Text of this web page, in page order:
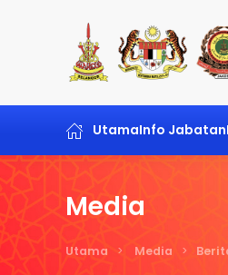
Skip to main content
UtamaInfo Jabatan
Media
Utama Media